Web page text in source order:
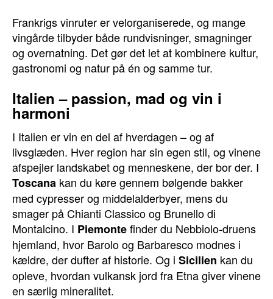
Frankrigs vinruter er velorganiserede, og mange
vingårde tilbyder både rundvisninger, smagninger
og overnatning. Det gør det let at kombinere kultur,
gastronomi og natur på én og samme tur.
Italien – passion, mad og vin i
harmoni
I Italien er vin en del af hverdagen – og af
livsglæden. Hver region har sin egen stil, og vinene
afspejler landskabet og menneskene, der bor der. I
Toscana kan du køre gennem bølgende bakker
med cypresser og middelalderbyer, mens du
smager på Chianti Classico og Brunello di
Montalcino. I Piemontefinder du Nebbiolo-druens
hjemland, hvor Barolo og Barbaresco modnes i
kældre, der dufter af historie. Og i Sicilien kan du
opleve, hvordan vulkansk jord fra Etna giver vinene
en særlig mineralitet.